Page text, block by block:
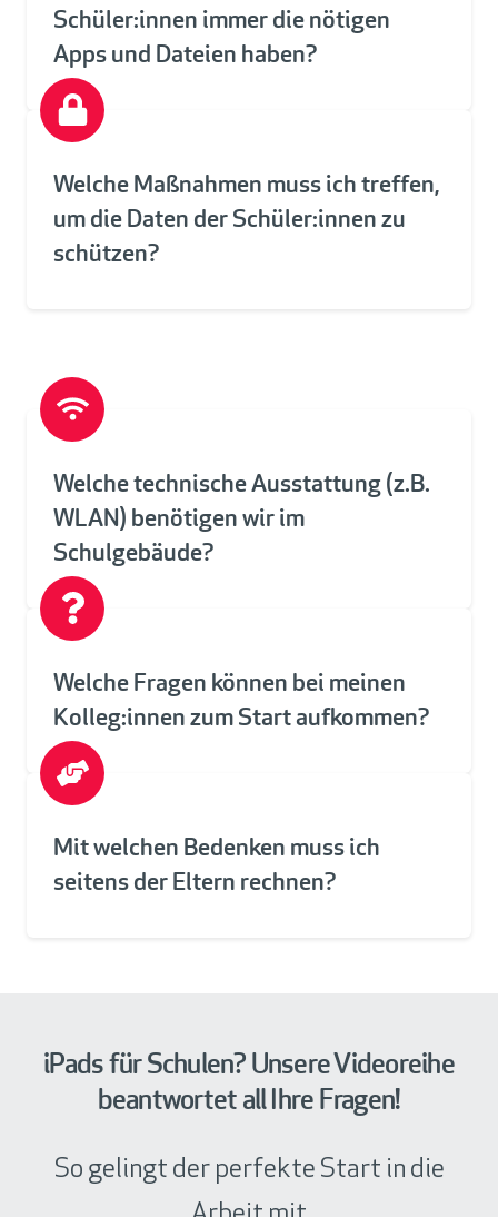
Schüler:innen immer die nötigen
Apps und Dateien haben?
Welche Maßnahmen muss ich treffen,
um die Daten der Schüler:innen zu
schützen?
Welche technische Ausstattung (z.B.
WLAN) benötigen wir im
Schulgebäude?
Welche Fragen können bei meinen
Kolleg:innen zum Start aufkommen?
Mit welchen Bedenken muss ich
seitens der Eltern rechnen?
iPads für Schulen? Unsere Videoreihe
beantwortet all Ihre Fragen!
So gelingt der perfekte Start in die